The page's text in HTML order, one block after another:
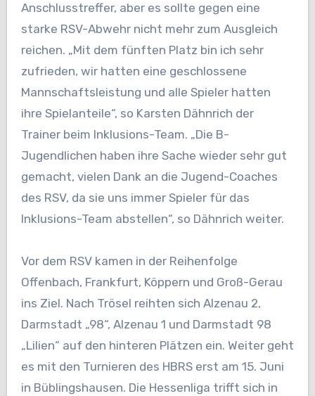
Anschlusstreffer, aber es sollte gegen eine
starke RSV-Abwehr nicht mehr zum Ausgleich
reichen. „Mit dem fünften Platz bin ich sehr
zufrieden, wir hatten eine geschlossene
Mannschaftsleistung und alle Spieler hatten
ihre Spielanteile“, so Karsten Dähnrich der
Trainer beim Inklusions-Team. „Die B-
Jugendlichen haben ihre Sache wieder sehr gut
gemacht, vielen Dank an die Jugend-Coaches
des RSV, da sie uns immer Spieler für das
Inklusions-Team abstellen“, so Dähnrich weiter.
Vor dem RSV kamen in der Reihenfolge
Offenbach, Frankfurt, Köppern und Groß-Gerau
ins Ziel. Nach Trösel reihten sich Alzenau 2,
Darmstadt „98“, Alzenau 1 und Darmstadt 98
„Lilien“ auf den hinteren Plätzen ein. Weiter geht
es mit den Turnieren des HBRS erst am 15. Juni
in Büblingshausen. Die Hessenliga trifft sich in